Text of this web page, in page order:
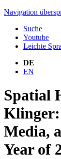
Navigation
Suche
Youtube
Leichte
DE
EN
Spatial
Klinger:
Media,
Year of